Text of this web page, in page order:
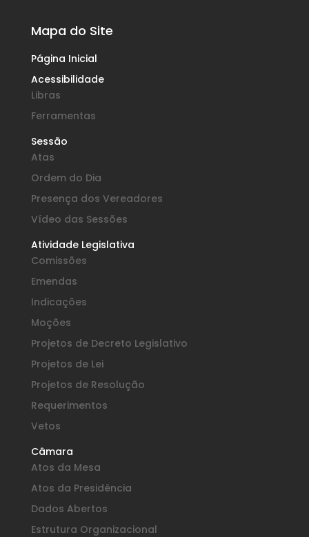
Mapa do Site
Página Inicial
Acessibilidade
Libras
Ferramentas
Sessão
Atas
Ordem do Dia
Presença dos Vereadores
Vídeo das Sessões
Atividade Legislativa
Comissões
Emendas
Indicações
Moções
Projetos de Decreto Legislativo
Projetos de Lei
Projetos de Resolução
Requerimentos
Vetos
Câmara
Atos da Mesa
Atos da Presidência
Dados Abertos
Estrutura Organizacional